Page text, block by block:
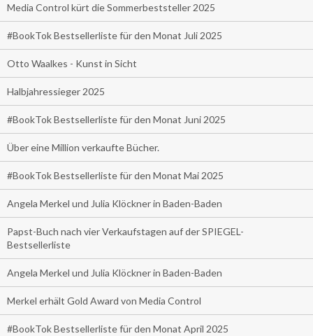
Media Control kürt die Sommerbeststeller 2025
#BookTok Bestsellerliste für den Monat Juli 2025
Otto Waalkes - Kunst in Sicht
Halbjahressieger 2025
#BookTok Bestsellerliste für den Monat Juni 2025
Über eine Million verkaufte Bücher.
#BookTok Bestsellerliste für den Monat Mai 2025
Angela Merkel und Julia Klöckner in Baden-Baden
Papst-Buch nach vier Verkaufstagen auf der SPIEGEL-
Bestsellerliste
Angela Merkel und Julia Klöckner in Baden-Baden
Merkel erhält Gold Award von Media Control
#BookTok Bestsellerliste für den Monat April 2025